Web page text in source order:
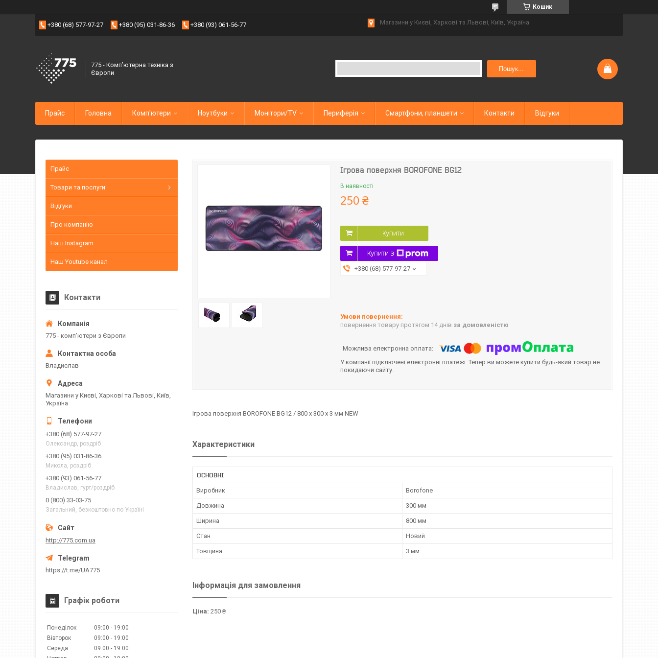
Кошик
+380 (68) 577-97-27 +380 (95) 031-86-36 +380 (93) 061-56-77 Магазини у Києві, Харкові та Львові, Київ, Україна
775 - Компʼютерна техніка з
Європи
Пошук...
Прайс Головна Комп'ютери Ноутбуки Монітори/TV Периферія Смартфони, планшети Контакти Відгуки
Ігрова поверхня BOROFONE BG12
В наявності
250 ₴
Купити
Купити з
+380 (68) 577-97-27
повернення товару протягом 14 днів за домовленістю
У компанії підключені електронні платежі. Тепер ви можете купити будь-який товар не
покидаючи сайту.
Ігрова поверхня BOROFONE BG12 / 800 х 300 х 3 мм NEW
Характеристики
ОСНОВНІ
Виробник Borofone
Довжина 300 мм
Ширина 800 мм
Стан Новий
Товщина 3 мм
Інформація для замовлення
Ціна: 250 ₴
Прайс
Товари та послуги
Відгуки
Про компанію
Наш Instagram
Наш Youtube канал
Контакти
775 - компʼютери з Європи
Владислав
Магазини у Києві, Харкові та Львові, Київ,
Україна
+380 (68) 577-97-27
Олександр, роздріб
+380 (95) 031-86-36
Микола, роздріб
+380 (93) 061-56-77
Владислав, гурт/роздріб
0 (800) 33-03-75
Загальний, безкоштовно по Україні
http://775.com.ua
https://t.me/UA775
Графік роботи
Понеділок 09:00
19:00
Вівторок
09:00
19:00
Середа
09:00
19:00